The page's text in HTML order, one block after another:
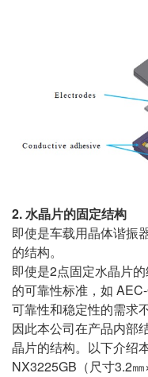
2. 水晶片的固定结构
即使是车载用晶体谐振
的结构。
即使是2点固定水晶片
的可靠性标准，如
可靠性和稳定性的需求
因此本公司在产品内部
晶片的结构。以下介绍
NX3225GB（尺寸3.2㎜